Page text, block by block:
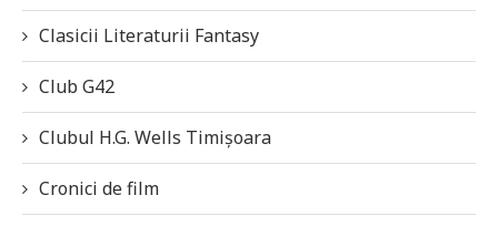
Clasicii Literaturii Fantasy
Club G42
Clubul H.G. Wells Timișoara
Cronici de film